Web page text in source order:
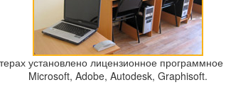
установлено лицензионное
Microsoft, Adobe, Autodesk, Graphisoft.